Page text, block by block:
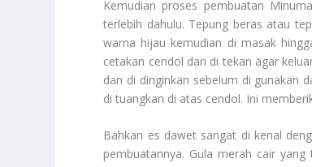
Kemudian proses pembuatan
terlebih dahulu. Tepung beras atau
warna hijau kemudian di masak
cetakan cendol dan di tekan agar
dan di dinginkan sebelum di gunakan
di tuangkan di atas cendol. Ini
Bahkan es dawet sangat di kenal
pembuatannya. Gula merah cair